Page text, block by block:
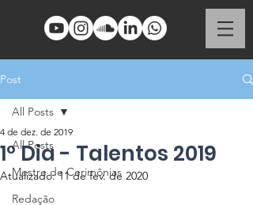
Post
All Posts
Mestre de Cerimônias
Redação
All Posts
1º Dia - Talentos 2019
4 de dez. de 2019
Atualizado:11 de fev. de 2020